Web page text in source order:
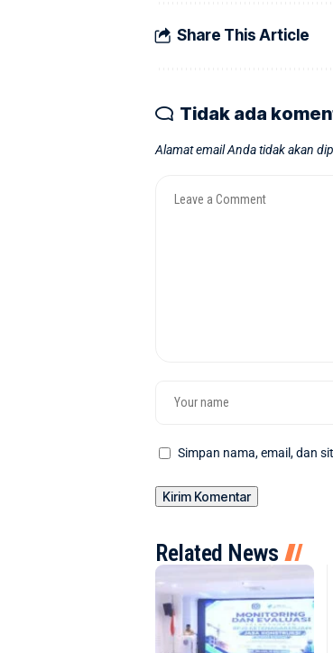
Share This Article
Tidak ada
Alamat email Anda tidak akan
Simpan nama, email, dan
Related News